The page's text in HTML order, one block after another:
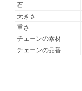
石
大きさ
重さ
チェーンの素材
チェーンの品番